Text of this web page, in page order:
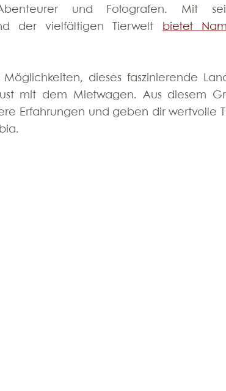
und Fotografen. Mit
der vielfältigen Tierwelt
bietet
dieses faszinierende
mit dem Mietwagen. Aus diesem
Erfahrungen und geben dir wertvolle